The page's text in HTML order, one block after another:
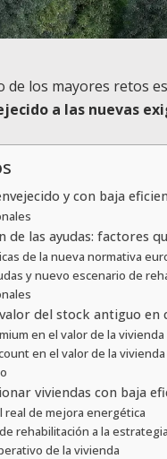
de los mayores retos
a las nuevas
y con baja
de las ayudas: factores
de la nueva normativa
y nuevo escenario de
del stock antiguo en
en el valor de la vivienda
en el valor de la vivienda
viviendas con baja
real de mejora energética
rehabilitación a la
de la vivienda